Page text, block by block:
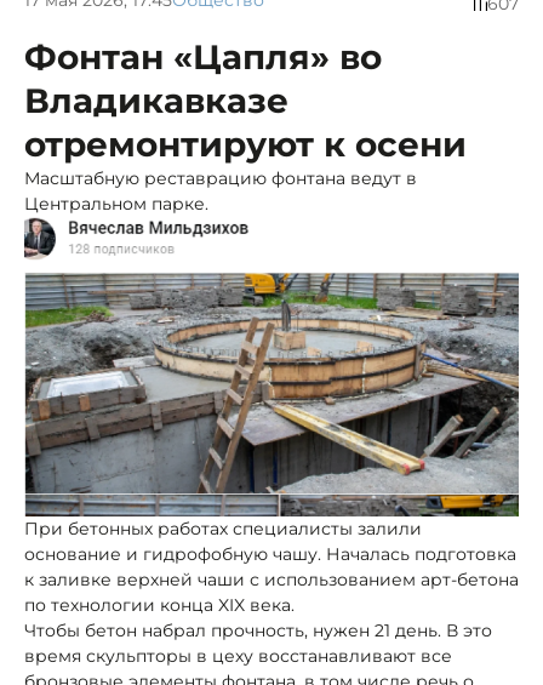
Фонтан «Цапля» во
Владикавказе
отремонтируют к осени
Масштабную реставрацию фонтана ведут в
Центральном парке.
При бетонных работах специалисты залили
основание и гидрофобную чашу. Началась подготовка
к заливке верхней чаши с использованием арт-бетона
по технологии конца XIX века.
Чтобы бетон набрал прочность, нужен 21 день. В это
время скульпторы в цеху восстанавливают все